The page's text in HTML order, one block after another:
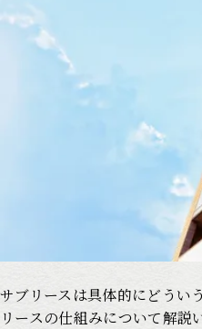
サブリースは具体的にどうい
リースの仕組みについて解説